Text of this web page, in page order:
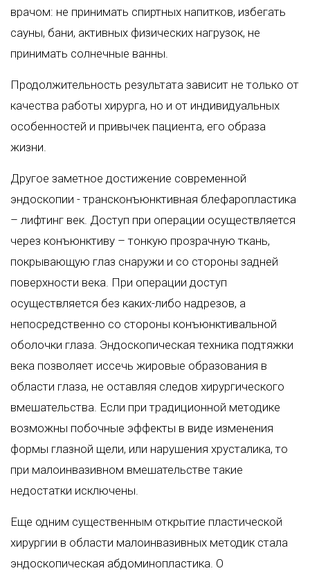
врачом: не принимать спиртных напитков, избегать
сауны, бани, активных физических нагрузок, не
принимать солнечные ванны.
Продолжительность результата зависит не только от
качества работы хирурга, но и от индивидуальных
особенностей и привычек пациента, его образа
жизни.
Другое заметное достижение современной
эндоскопии - трансконъюнктивная блефаропластика
– лифтинг век. Доступ при операции осуществляется
через конъюнктиву – тонкую прозрачную ткань,
покрывающую глаз снаружи и со стороны задней
поверхности века. При операции доступ
осуществляется без каких-либо надрезов, а
непосредственно со стороны конъюнктивальной
оболочки глаза. Эндоскопическая техника подтяжки
века позволяет иссечь жировые образования в
области глаза, не оставляя следов хирургического
вмешательства. Если при традиционной методике
возможны побочные эффекты в виде изменения
формы глазной щели, или нарушения хрусталика, то
при малоинвазивном вмешательстве такие
недостатки исключены.
Еще одним существенным открытие пластической
хирургии в области малоинвазивных методик стала
эндоскопическая абдоминопластика. О